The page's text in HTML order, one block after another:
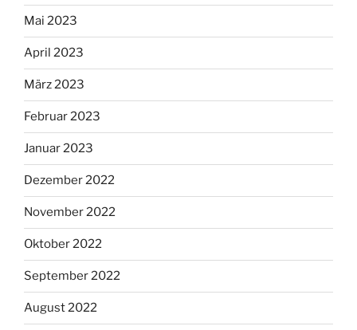
Mai 2023
April 2023
März 2023
Februar 2023
Januar 2023
Dezember 2022
November 2022
Oktober 2022
September 2022
August 2022